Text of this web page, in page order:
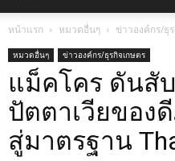
หน้าแรก หมวดอื่นๆ ข่าวองค์กร/ธุ
หมวดอื่นๆ ข่าวองค์กร/ธุรกิจเกษตร
แม็คโคร ดันสั
ปัตตาเวียของ
สู่มาตรฐาน